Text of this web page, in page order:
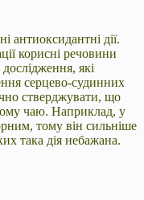
антиоксидантні дії.
корисні речовини
які
серцево-судинних
стверджувати, що
чаю. Наприклад, у
тому він сильніше
така дія небажана.